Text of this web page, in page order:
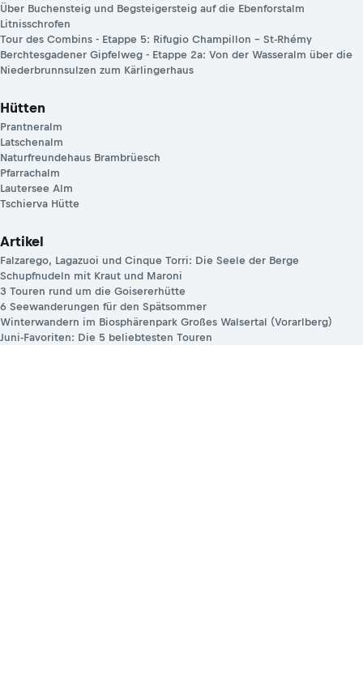
Über Buchensteig und Begsteigersteig auf die Ebenforstalm
Litnisschrofen
Tour des Combins - Etappe 5: Rifugio Champillon – St-Rhémy
Berchtesgadener Gipfelweg - Etappe 2a: Von der Wasseralm über die
Niederbrunnsulzen zum Kärlingerhaus
Hütten
Prantneralm
Latschenalm
Naturfreundehaus Brambrüesch
Pfarrachalm
Lautersee Alm
Tschierva Hütte
Artikel
Falzarego, Lagazuoi und Cinque Torri: Die Seele der Berge
Schupfnudeln mit Kraut und Maroni
3 Touren rund um die Goisererhütte
6 Seewanderungen für den Spätsommer
Winterwandern im Biosphärenpark Großes Walsertal (Vorarlberg)
Juni-Favoriten: Die 5 beliebtesten Touren